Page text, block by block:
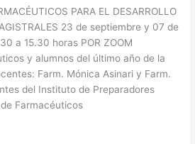
PARA EL DESARROLLO
23 de septiembre y 07 de
a 15.30 horas POR ZOOM
y alumnos del último año de la
Farm. Mónica Asinari y Farm.
del Instituto de Preparadores
Farmacéuticos